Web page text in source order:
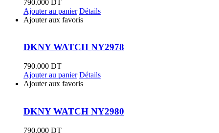
790.000
DT
Ajouter au panier Détails
Ajouter aux favoris
DKNY WATCH NY2978
790.000 DT
Ajouter au panier Détails
Ajouter aux favoris
DKNY WATCH NY2980
790.000 DT